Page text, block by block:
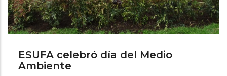
ESUFA celebró día del Medio
Ambiente